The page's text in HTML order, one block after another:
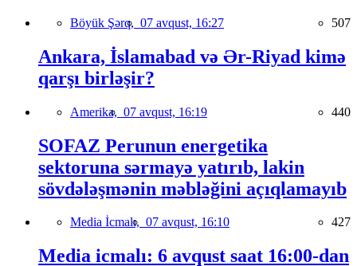
Böyük Şərq, 07 avqust, 16:27 507
Ankara, İslamabad və Ər-Riyad kimə
qarşı birləşir?
Amerika, 07 avqust, 16:19 440
SOFAZ Perunun energetika
sektoruna sərmayə yatırıb, lakin
sövdələşmənin məbləğini açıqlamayıb
Media İcmalı, 07 avqust, 16:10 427
Media icmalı: 6 avqust saat 16:00-dan